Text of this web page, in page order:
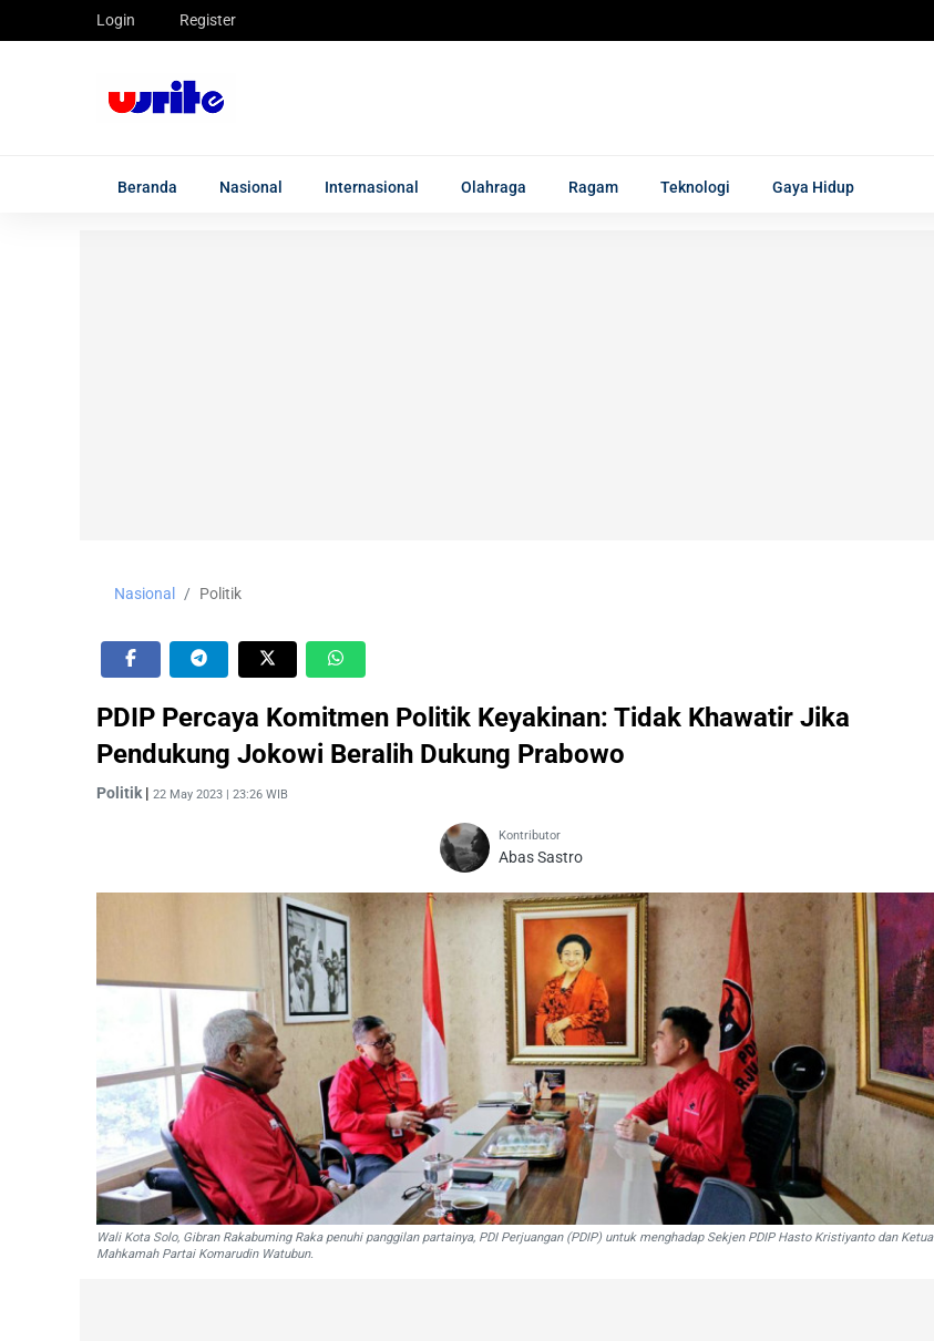
Login Register
Beranda Nasional Internasional Olahraga Ragam Teknologi Gaya Hidup
Nasional Politik
PDIP Percaya Komitmen Politik Keyakinan: Tidak Khawatir Jika
Pendukung Jokowi Beralih Dukung Prabowo
Politik | 22 May 2023 | 23:26 WIB
Kontributor
Abas Sastro
Wali Kota Solo, Gibran Rakabuming Raka penuhi panggilan partainya, PDI Perjuangan (PDIP) untuk menghadap Sekjen PDIP Hasto Kristiyanto dan Ketua
Mahkamah Partai Komarudin Watubun.